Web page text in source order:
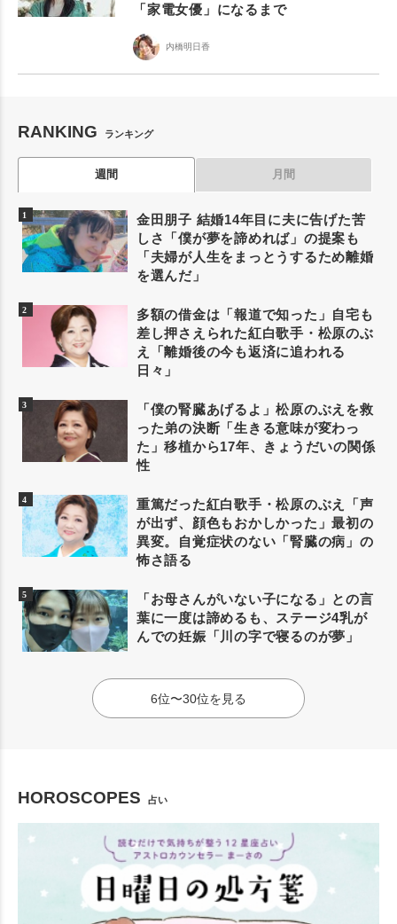
「家電女優」になるまで
内橋明日香
RANKING ランキング
週間 月間
金田朋子 結婚14年目に夫に告げた苦
しさ「僕が夢を諦めれば」の提案も
「夫婦が人生をまっとうするため離婚
を選んだ」
多額の借金は「報道で知った」自宅も
差し押さえられた紅白歌手・松原のぶ
え「離婚後の今も返済に追われる
日々」
「僕の腎臓あげるよ」松原のぶえを救
った弟の決断「生きる意味が変わっ
た」移植から17年、きょうだいの関係
性
重篤だった紅白歌手・松原のぶえ「声
が出ず、顔色もおかしかった」最初の
異変。自覚症状のない「腎臓の病」の
怖さ語る
「お母さんがいない子になる」との言
葉に一度は諦めるも、ステージ4乳が
んでの妊娠「川の字で寝るのが夢」
6位〜30位を見る
HOROSCOPES 占い